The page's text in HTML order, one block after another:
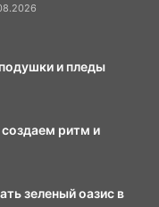
и пледы
ритм и
зеленый оазис в